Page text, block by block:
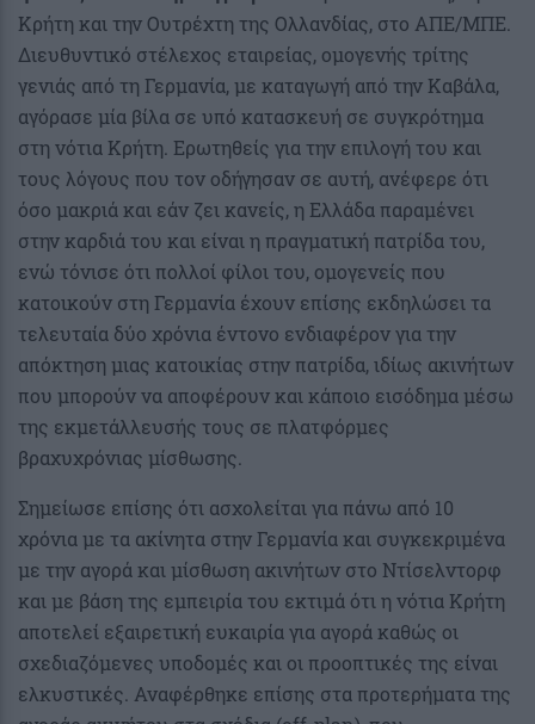
Κρήτη και την Ουτρέχτη της Ολλανδίας, στο ΑΠΕ/ΜΠΕ.
Διευθυντικό στέλεχος εταιρείας, ομογενής τρίτης
γενιάς από τη Γερμανία, με καταγωγή από την Καβάλα,
αγόρασε μία βίλα σε υπό κατασκευή σε συγκρότημα
στη νότια Κρήτη. Ερωτηθείς για την επιλογή του και
τους λόγους που τον οδήγησαν σε αυτή, ανέφερε ότι
όσο μακριά και εάν ζει κανείς, η Ελλάδα παραμένει
στην καρδιά του και είναι η πραγματική πατρίδα του,
ενώ τόνισε ότι πολλοί φίλοι του, ομογενείς που
κατοικούν στη Γερμανία έχουν επίσης εκδηλώσει τα
τελευταία δύο χρόνια έντονο ενδιαφέρον για την
απόκτηση μιας κατοικίας στην πατρίδα, ιδίως ακινήτων
που μπορούν να αποφέρουν και κάποιο εισόδημα μέσω
της εκμετάλλευσής τους σε πλατφόρμες
βραχυχρόνιας μίσθωσης.
Σημείωσε επίσης ότι ασχολείται για πάνω από 10
χρόνια με τα ακίνητα στην Γερμανία και συγκεκριμένα
με την αγορά και μίσθωση ακινήτων στο Ντίσελντορφ
και με βάση της εμπειρία του εκτιμά ότι η νότια Κρήτη
αποτελεί εξαιρετική ευκαιρία για αγορά καθώς οι
σχεδιαζόμενες υποδομές και οι προοπτικές της είναι
ελκυστικές. Αναφέρθηκε επίσης στα προτερήματα της